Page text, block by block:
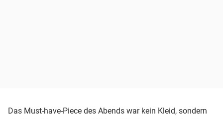
Das Must-have-Piece des Abends war kein Kleid, sondern